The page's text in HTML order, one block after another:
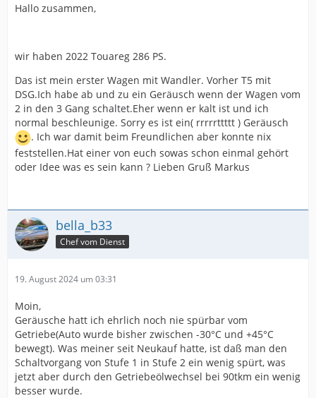
Hallo zusammen,
wir haben 2022 Touareg 286 PS.
Das ist mein erster Wagen mit Wandler. Vorher T5 mit
DSG.Ich habe ab und zu ein Geräusch wenn der Wagen vom
2 in den 3 Gang schaltet.Eher wenn er kalt ist und ich
normal beschleunige. Sorry es ist ein( rrrrrttttt ) Geräusch
. Ich war damit beim Freundlichen aber konnte nix
feststellen.Hat einer von euch sowas schon einmal gehört
oder Idee was es sein kann ? Lieben Gruß Markus
bella_b33
Chef vom Dienst
19. August 2024 um 03:31
Moin,
Geräusche hatt ich ehrlich noch nie spürbar vom
Getriebe(Auto wurde bisher zwischen -30°C und +45°C
bewegt). Was meiner seit Neukauf hatte, ist daß man den
Schaltvorgang von Stufe 1 in Stufe 2 ein wenig spürt, was
jetzt aber durch den Getriebeölwechsel bei 90tkm ein wenig
besser wurde.